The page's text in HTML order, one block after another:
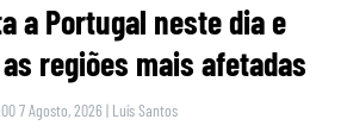
a Portugal neste dia e
regiões mais afetadas
7 Agosto, 2026 | Luís Santos